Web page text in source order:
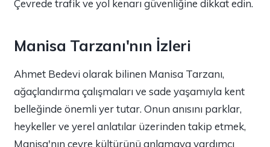
Çevrede trafik ve yol kenarı güvenliğine dikkat edin.
Manisa Tarzanı'nın İzleri
Ahmet Bedevi olarak bilinen Manisa Tarzanı,
ağaçlandırma çalışmaları ve sade yaşamıyla kent
belleğinde önemli yer tutar. Onun anısını parklar,
heykeller ve yerel anlatılar üzerinden takip etmek,
Manisa'nın çevre kültürünü anlamaya yardımcı